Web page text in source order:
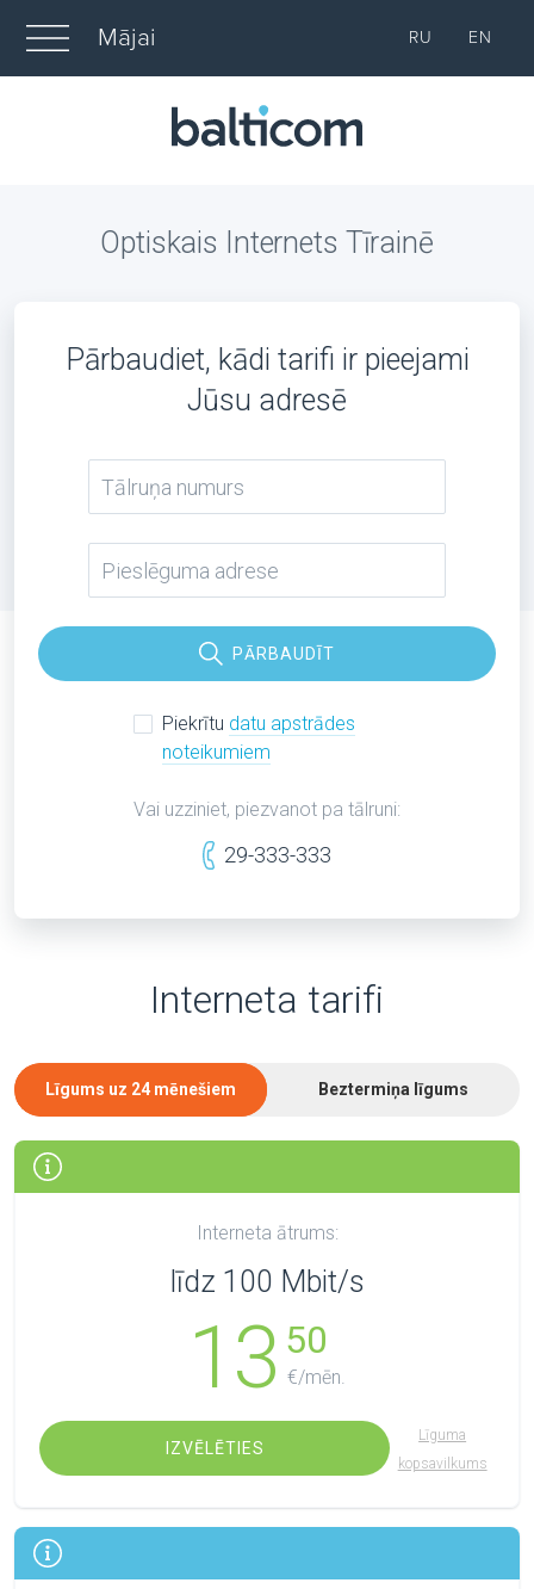
Mājai RU EN
Optiskais Internets Tīrainē
Pārbaudiet, kādi tarifi ir pieejami
Jūsu adresē
PĀRBAUDĪT
Piekrītu datu apstrādes
noteikumiem
Vai uzziniet, piezvanot pa tālruni:
29-333-333
Interneta tarifi
Līgums uz 24 mēnešiem Beztermiņa līgums
Interneta ātrums:
līdz 100 Mbit/s
13 50
€/mēn.
IZVĒLĒTIES
Līguma
kopsavilkums